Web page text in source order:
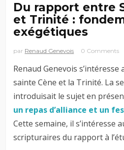
Du rapport entre
et Trinité :
exégétiques
par Renaud Genevois 0 Comments
Renaud Genevois
sainte Cène et la Trinité. La
introduisait le sujet en
un repas d’alliance et un
Cette semaine, il s’intéresse
scripturaires du rapport à